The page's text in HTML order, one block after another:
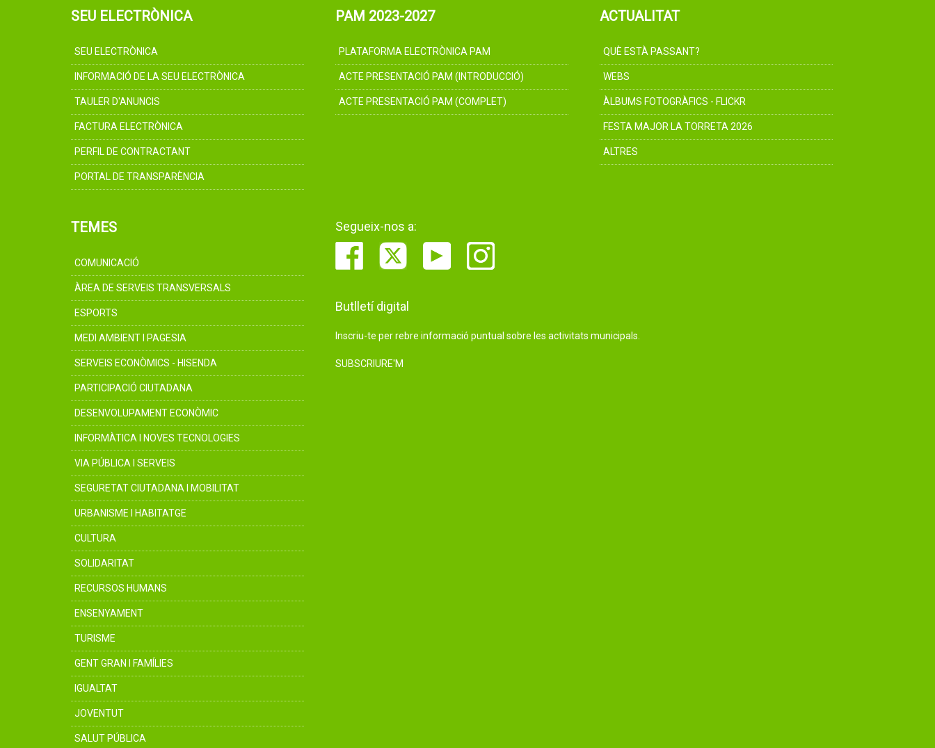
SEU ELECTRÒNICA
SEU ELECTRÒNICA
INFORMACIÓ DE LA SEU ELECTRÒNICA
TAULER D'ANUNCIS
FACTURA ELECTRÒNICA
PERFIL DE CONTRACTANT
PORTAL DE TRANSPARÈNCIA
PAM 2023-2027
PLATAFORMA ELECTRÒNICA PAM
ACTE PRESENTACIÓ PAM (INTRODUCCIÓ)
ACTE PRESENTACIÓ PAM (COMPLET)
ACTUALITAT
QUÈ ESTÀ PASSANT?
WEBS
ÀLBUMS FOTOGRÀFICS - FLICKR
FESTA MAJOR LA TORRETA 2026
ALTRES
TEMES
COMUNICACIÓ
ÀREA DE SERVEIS TRANSVERSALS
ESPORTS
MEDI AMBIENT I PAGESIA
SERVEIS ECONÒMICS - HISENDA
PARTICIPACIÓ CIUTADANA
DESENVOLUPAMENT ECONÒMIC
INFORMÀTICA I NOVES TECNOLOGIES
VIA PÚBLICA I SERVEIS
SEGURETAT CIUTADANA I MOBILITAT
URBANISME I HABITATGE
CULTURA
SOLIDARITAT
RECURSOS HUMANS
ENSENYAMENT
TURISME
GENT GRAN I FAMÍLIES
IGUALTAT
JOVENTUT
SALUT PÚBLICA
Segueix-nos a:
Butlletí digital
Inscriu-te per rebre informació puntual sobre les activitats municipals.
SUBSCRIURE'M